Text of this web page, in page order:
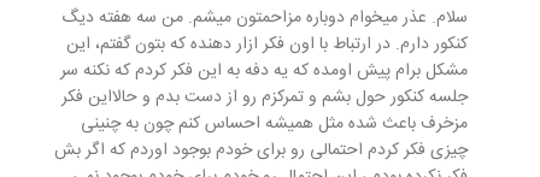
سلام. عذر میخوام دوباره مزاحمتون میشم. من سه هفته دیگ
کنکور دارم. در ارتباط با اون فکر ازار دهنده که بتون گفتم، این
مشکل برام پیش اومده که یه دفه به این فکر کردم که نکنه سر
جلسه کنکور حول بشم و تمرکزم رو از دست بدم و حالااین فکر
مزخرف باعث شده مثل همیشه احساس کنم چون به چنینی
چیزی فکر کردم احتمالی رو برای خودم بوجود اوردم که اگر بش